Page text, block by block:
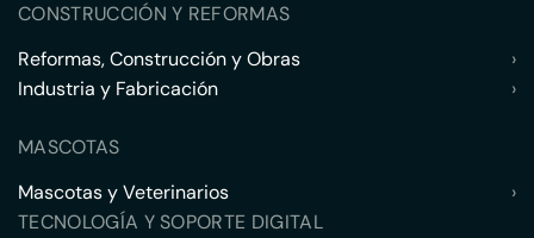
CONSTRUCCIÓN Y REFORMAS
Reformas, Construcción y Obras
›
Industria y Fabricación
›
MASCOTAS
Mascotas y Veterinarios
›
TECNOLOGÍA Y SOPORTE DIGITAL